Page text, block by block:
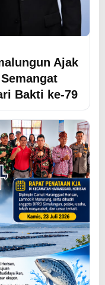
Ajak
Bakti ke-79